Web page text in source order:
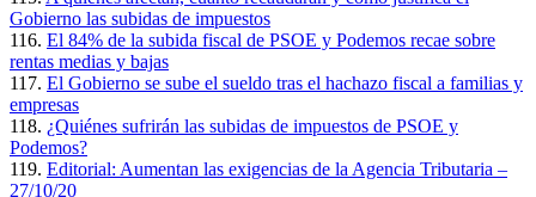
Gobierno las subidas de impuestos
116. El 84% de la subida fiscal de PSOE y Podemos recae sobre
rentas medias y bajas
117. El Gobierno se sube el sueldo tras el hachazo fiscal a familias y
empresas
118. ¿Quiénes sufrirán las subidas de impuestos de PSOE y
Podemos?
119. Editorial: Aumentan las exigencias de la Agencia Tributaria –
27/10/20